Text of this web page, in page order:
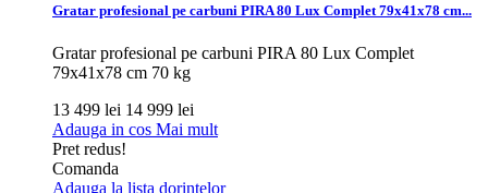
Gratar profesional pe carbuni PIRA 80 Lux Complet 79x41x78 cm...
Gratar profesional pe carbuni PIRA 80 Lux Complet
79x41x78 cm 70 kg
13 499 lei 14 999 lei
Adauga in cos Mai mult
Pret redus!
Comanda
Adauga la lista dorintelor